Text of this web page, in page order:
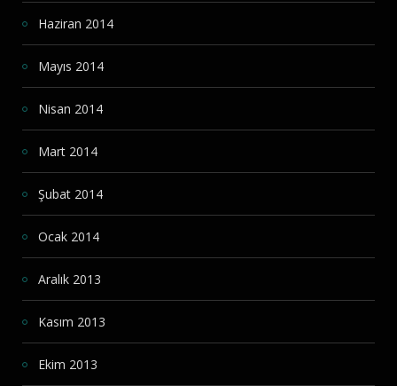
Haziran 2014
Mayıs 2014
Nisan 2014
Mart 2014
Şubat 2014
Ocak 2014
Aralık 2013
Kasım 2013
Ekim 2013